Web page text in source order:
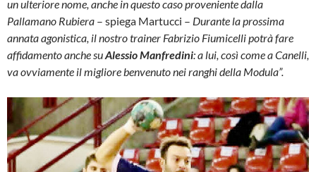
un ulteriore nome, anche in questo caso proveniente dalla
Pallamano Rubiera – spiega Martucci – Durante la prossima
annata agonistica, il nostro trainer Fabrizio Fiumicelli potrà fare
affidamento anche suAlessio Manfredini: a lui, così come a Canelli,
va ovviamente il migliore benvenuto nei ranghi della Modula”.